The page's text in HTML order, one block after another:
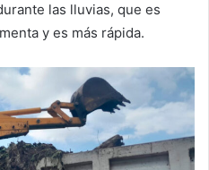
las lluvias, que es
y es más rápida.